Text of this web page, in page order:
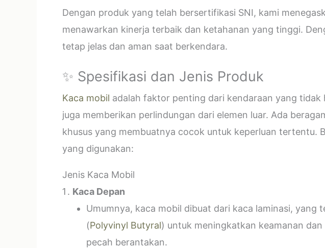
Dengan produk yang telah bersertifikasi SNI, kami
menawarkan kinerja terbaik dan ketahanan yang tinggi.
tetap jelas dan aman saat berkendara.
✨ Spesifikasi dan Jenis Produk
Kaca mobil adalah faktor penting dari kendaraan yang
juga memberikan perlindungan dari elemen luar. Ada
khusus yang membuatnya cocok untuk keperluan tertentu.
yang digunakan:
Jenis Kaca Mobil
Kaca Depan
Umumnya, kaca mobil dibuat dari kaca laminasi, yang
(Polyvinyl Butyral) untuk meningkatkan keamanan
pecah berantakan.